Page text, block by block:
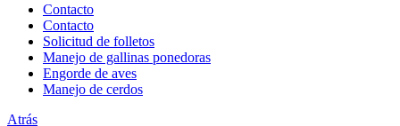
Contacto
Contacto
Solicitud de folletos
Manejo de gallinas ponedoras
Engorde de aves
Manejo de cerdos
Atrás